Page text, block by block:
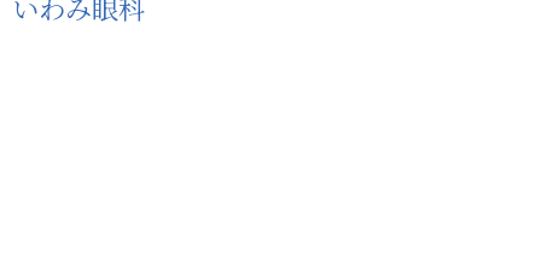
いわみ眼科